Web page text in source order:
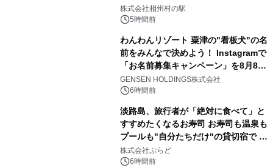
株式会社相州村の駅
5時間前
わんわんリゾート 粟津の"看板犬"の名
前をみんなで決めよう！ Instagramで
「お名前募集キャンペーン」を8月8日
(土)より開催
GENSEN HOLDINGS株式会社
6時間前
淡路島、旅行者が「絶対に食べて」と
すすめたくなるお寿司 お寿司も温泉も
プールも"自分たちだけ"の貸切宿で 1
日1組限定「岩屋温泉 絵島別庭 海と
森」の握り寿司プラン
株式会社ぷらど
6時間前